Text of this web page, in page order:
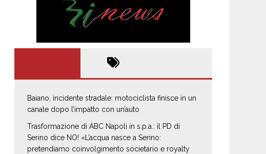
Baiano, incidente stradale: motociclista finisce in un
canale dopo l’impatto con un’auto
Trasformazione di ABC Napoli in s.p.a.: il PD di
Serino dice NO! «L’acqua nasce a Serino:
pretendiamo coinvolgimento societario e royalty